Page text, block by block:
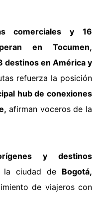
comerciales y 16
en Tocumen,
destinos en América y
refuerza la posición
hub de conexiones
afirman voceros de la
y destinos
la ciudad de Bogotá,
de viajeros con